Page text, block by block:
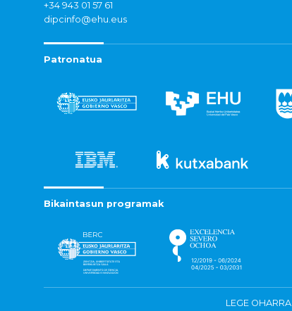
+34 943 01 57 61
dipcinfo@ehu.eus
Patronatua
Bikaintasun programak
LEGE OHARRA